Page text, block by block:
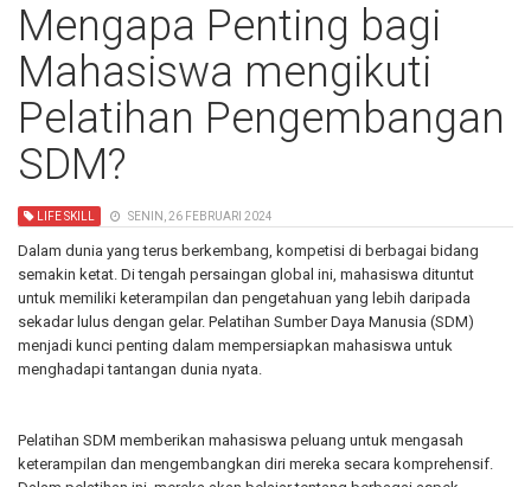
Mengapa Penting bagi
Mahasiswa mengikuti
Pelatihan Pengembangan
SDM?
LIFE SKILL SENIN, 26 FEBRUARI 2024
Dalam dunia yang terus berkembang, kompetisi di berbagai bidang
semakin ketat. Di tengah persaingan global ini, mahasiswa dituntut
untuk memiliki keterampilan dan pengetahuan yang lebih daripada
sekadar lulus dengan gelar. Pelatihan Sumber Daya Manusia (SDM)
menjadi kunci penting dalam mempersiapkan mahasiswa untuk
menghadapi tantangan dunia nyata.
Pelatihan SDM memberikan mahasiswa peluang untuk mengasah
keterampilan dan mengembangkan diri mereka secara komprehensif.